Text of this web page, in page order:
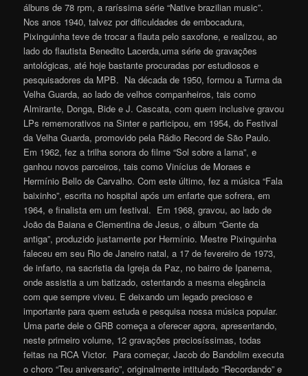
álbuns de 78 rpm, a raríssima série “Native brazilian music”.
Nos anos 1940, talvez por dificuldades de embocadura,
Pixinguinha teve de trocar a flauta pelo saxofone, e realizou, ao
lado do flautista Benedito Lacerda,uma série de gravações
antológicas, até hoje bastante procuradas por estudiosos e
pesquisadores da MPB. Na década de 1950, formou a Turma da
Velha Guarda, ao lado de velhos companheiros, tais como
Almirante, Donga, Bide e J. Cascata, com quem inclusive gravou
LPs rememorativos na Sinter e participou, em 1954, do Festival
da Velha Guarda, promovido pela Rádio Record de São Paulo.
Em 1962, fez a trilha sonora do filme “Sol sobre a lama”, e
ganhou novos parceiros, tais como Vinícius de Moraes e
Hermínio Bello de Carvalho. Com este último, fez a música “Fala
baixinho”, escrita no hospital após um enfarte que sofrera, em
1964, e finalista em um festival. Em 1968, gravou, ao lado de
João da Baiana e Clementina de Jesus, o álbum “Gente da
antiga”, produzido justamente por Hermínio. Mestre Pixinguinha
faleceu em seu Rio de Janeiro natal, a 17 de fevereiro de 1973,
de infarto, na sacristia da Igreja da Paz, no bairro de Ipanema,
onde assistia a um batizado, ostentando a mesma elegância
com que sempre viveu. E deixando um legado precioso e
importante para quem estuda e pesquisa nossa música popular.
Uma parte dele o GRB começa a oferecer agora, apresentando,
neste primeiro volume, 12 gravações preciosíssimas, todas
feitas na RCA Victor. Para começar, Jacob do Bandolim executa
o choro “Teu aniversario”, originalmente intitulado “Recordando” e